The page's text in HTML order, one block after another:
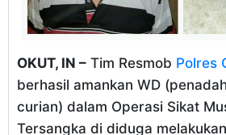
OKUT, IN – Tim Resmob Polres
berhasil amankan WD
curian) dalam Operasi Sikat
Tersangka di diduga